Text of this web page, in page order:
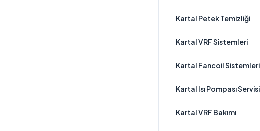
Kartal Petek Temizliği
Kartal VRF Sistemleri
Kartal Fancoil Sistemleri
Kartal Isı Pompası Servisi
Kartal VRF Bakımı